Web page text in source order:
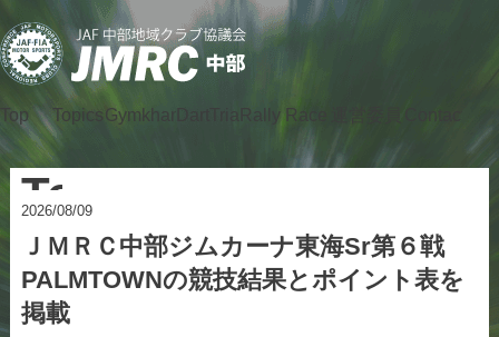
Top TopicsGymkhana DartTrial Rally Race
Topics
2026/08/09
ＪＭＲＣ中部ジムカーナ東海Sr第６戦
PALMTOWNの競技結果とポイント表を
掲載